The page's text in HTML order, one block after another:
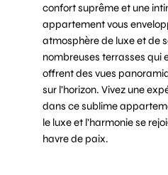
confort suprême et une
appartement vous
atmosphère de luxe et de
nombreuses terrasses qui
offrent des vues
sur l’horizon. Vivez une
dans ce sublime
le luxe et l’harmonie se
havre de paix.